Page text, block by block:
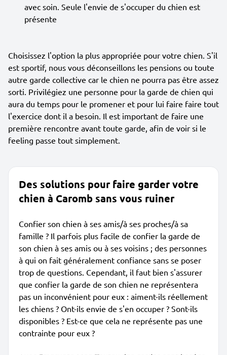
avec soin. Seule l'envie de s'occuper du chien est
présente
Choisissez l'option la plus appropriée pour votre chien. S'il
est sportif, nous vous déconseillons les pensions ou toute
autre garde collective car le chien ne pourra pas être assez
sorti. Privilégiez une personne pour la garde de chien qui
aura du temps pour le promener et pour lui faire faire tout
l'exercice dont il a besoin. Il est important de faire une
première rencontre avant toute garde, afin de voir si le
feeling passe tout simplement.
Des solutions pour faire garder votre
chien à Caromb sans vous ruiner
Confier son chien à ses amis/à ses proches/à sa
famille ? Il parfois plus facile de confier la garde de
son chien à ses amis ou à ses voisins ; des personnes
à qui on fait généralement confiance sans se poser
trop de questions. Cependant, il faut bien s'assurer
que confier la garde de son chien ne représentera
pas un inconvénient pour eux : aiment-ils réellement
les chiens ? Ont-ils envie de s'en occuper ? Sont-ils
disponibles ? Est-ce que cela ne représente pas une
contrainte pour eux ?